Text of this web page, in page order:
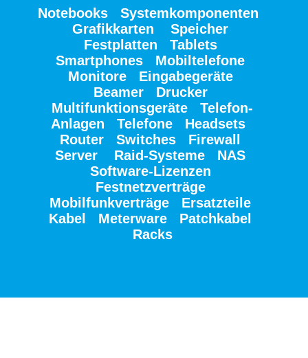
NotebooksSystemkomponenten
GrafikkartenSpeicher
Festplatten Tablets
Smartphones Mobiltelefone
Monitore Eingabegeräte
Beamer Drucker
MultifunktionsgeräteTelefon-
Anlagen Te lefone Headsets
RouterSwitches Firewall
Server Raid-Systeme NAS
Software-Lizenzen
Festnetzverträge
Mobilfunkverträge Ersatzteile
Kabel Meterware Patchkabel
Racks